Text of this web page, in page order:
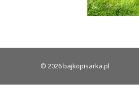
© 2026 bajkopisarka.pl